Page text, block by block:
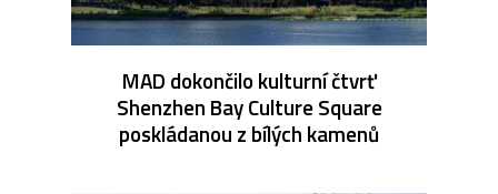
MAD dokončilo kulturní čtvrť
Shenzhen Bay Culture Square
poskládanou z bílých kamenů